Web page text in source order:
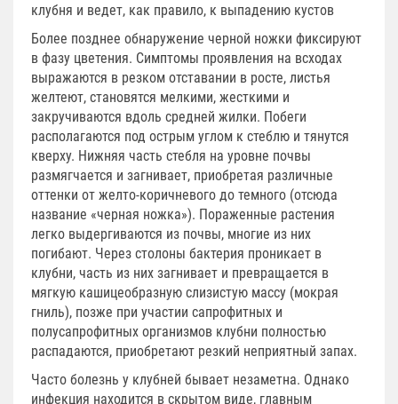
клубня и ведет, как правило, к выпадению кустов
Более позднее обнаружение черной ножки фиксируют
в фазу цветения. Симптомы проявления на всходах
выражаются в резком отставании в росте, листья
желтеют, становятся мелкими, жесткими и
закручиваются вдоль средней жилки. Побеги
располагаются под острым углом к стеблю и тянутся
кверху. Нижняя часть стебля на уровне почвы
размягчается и загнивает, приобретая различные
оттенки от желто-коричневого до темного (отсюда
название «черная ножка»). Пораженные растения
легко выдергиваются из почвы, многие из них
погибают. Через столоны бактерия проникает в
клубни, часть из них загнивает и превращается в
мягкую кашицеобразную слизистую массу (мокрая
гниль), позже при участии сапрофитных и
полусапрофитных организмов клубни полностью
распадаются, приобретают резкий неприятный запах.
Часто болезнь у клубней бывает незаметна. Однако
инфекция находится в скрытом виде, главным